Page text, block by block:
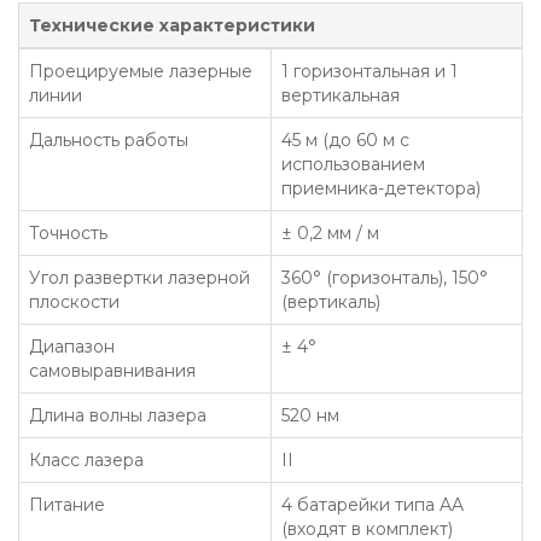
Технические характеристики
Проецируемые лазерные
линии
1 горизонтальная и 1
вертикальная
Дальность работы
45 м (до 60 м с
использованием
приемника-детектора)
Точность ± 0,2 мм / м
Угол развертки лазерной
плоскости
360° (горизонталь), 150°
(вертикаль)
Диапазон
самовыравнивания
± 4°
Длина волны лазера 520 нм
Класс лазера II
Питание
4 батарейки типа AA
(входят в комплект)